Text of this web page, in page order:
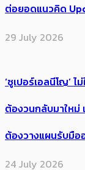
ต่อยอดแนวคิด
29 July 2026
‘ซูเปอร์เอลนีโญ’
ต้อง​วนกลับมาใหม่
ต้องวางแผนรับมือ
24 July 2026